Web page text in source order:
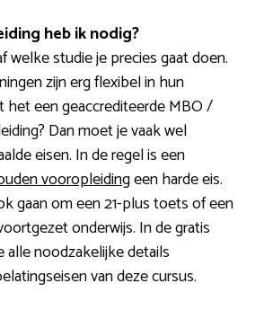
heb ik nodig?
welke studie je precies gaat doen.
zijn erg flexibel in hun
het een geaccrediteerde MBO /
Dan moet je vaak wel
eisen. In de regel is een
vooropleidingeen harde eis.
gaan om een 21-plus toets of een
onderwijs. In de gratis
alle noodzakelijke details
van deze cursus.